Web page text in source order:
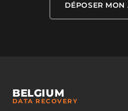
DÉPOSER MON
BELGIUM
DATA RECOVERY